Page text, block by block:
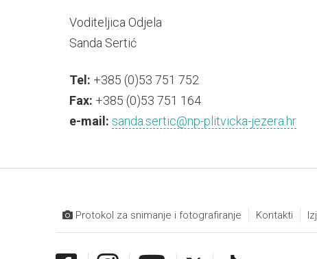
Voditeljica Odjela
Sanda Sertić
Tel: +385 (0)53 751 752
Fax: +385 (0)53 751 164
e-mail: sanda.sertic@np-plitvicka-jezera.hr
Protokol za snimanje i fotografiranje Kontakti